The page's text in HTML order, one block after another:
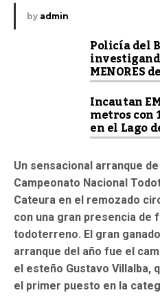
by admin
Policía del
MENORES
Incautan
metros con
en el Lago
Un sensacional arranque
Campeonato Nacional
Cateura en el remozado
con una gran presencia de
todoterreno. El gran
arranque del año fue el
el esteño Gustavo Villalba,
el primer puesto en la